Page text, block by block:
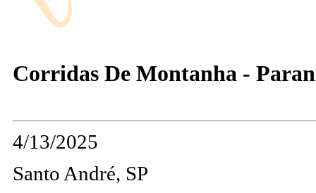
Corridas De Montanha -
4/13/2025
Santo André, SP